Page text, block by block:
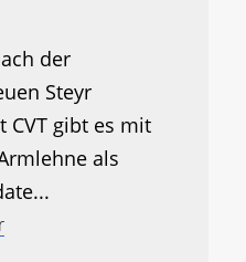
der
Steyr
CVT gibt es mit
als